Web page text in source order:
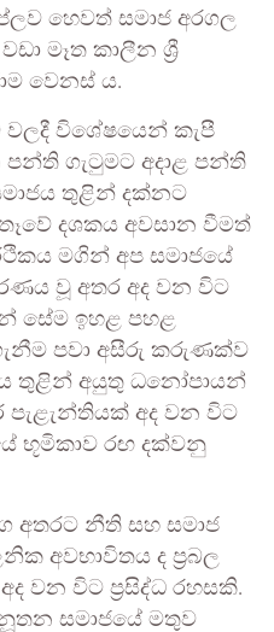
හෙවත් සමාජ අරගල
මෑත කාලීන ශ්‍රී
වෙනස් ය.
විශේෂයෙන් කැපී
ගැටුමට අදාළ පන්ති
තුළින් දක්නට
දශකය අවසාන වීමත්
මගින් අප සමාජයේ
වූ අතර අද වන විට
සේම ඉහළ පහළ
පවා අසීරු කරුණක්ව
තුළින් අයුතු ධනෝපායන්
පැළැන්තියක් අද වන විට
භූමිකාව රඟ දක්වනු
අතරට නීති සහ සමාජ
අවභාවිතය ද ප්‍රබල
වන විට ප්‍රසිද්ධ රහසකි.
සමාජයේ මතුව